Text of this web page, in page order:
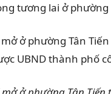
tương lai ở phường
ở phường Tân Tiến
UBND thành phố